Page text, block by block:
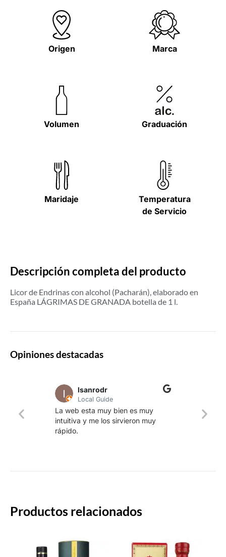
Origen Marca
Volumen Graduación
Maridaje
Temperatura
de Servicio
Descripción completa del producto
Licor de Endrinas con alcohol (Pacharán), elaborado en
España LÁGRIMAS DE GRANADA botella de 1 l.
Opiniones destacadas
lsanrodr
Local Guide
La web esta muy bien es muy
intuitiva y me los sirvieron muy
rápido.
Productos relacionados